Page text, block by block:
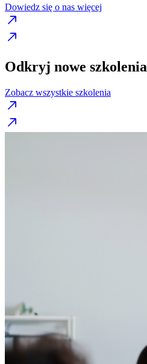
Dowiedz się o nas więcej
Odkryj nowe szkolenia
Zobacz wszystkie szkolenia